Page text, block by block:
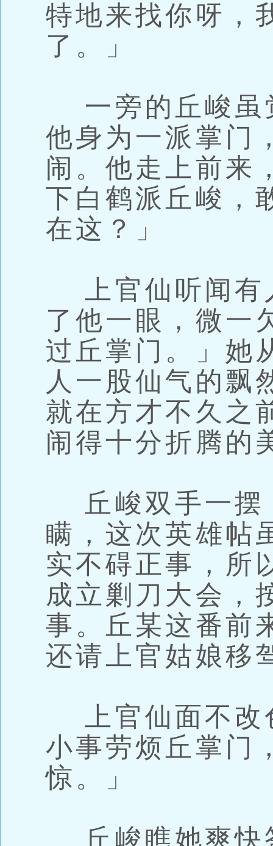
特地来找你呀，
了。」
一旁的丘峻虽
他身为一派掌门
闹。他走上前来
下白鹤派丘峻，
在这？」
上官仙听闻有
了他一眼，微一
过丘掌门。」她
人一股仙气的飘
就在方才不久之
闹得十分折腾的
丘峻双手一摆
瞒，这次英雄帖
实不碍正事，所
成立剿刀大会，
事。丘某这番前
还请上官姑娘移
上官仙面不改
小事劳烦丘掌门
惊。」
丘峻瞧她爽快